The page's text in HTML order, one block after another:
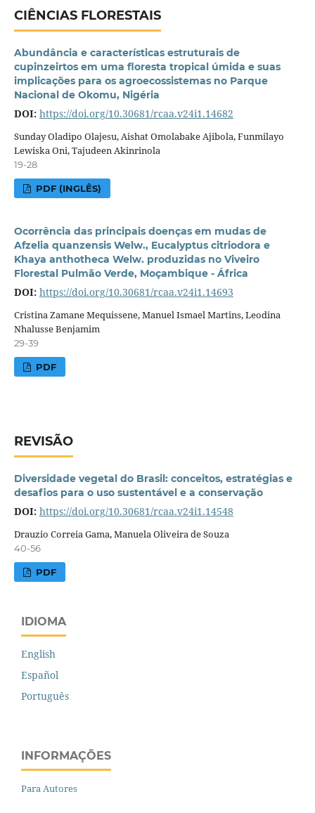
CIÊNCIAS FLORESTAIS
Abundância e características estruturais de
cupinzeirtos em uma floresta tropical úmida e suas
implicações para os agroecossistemas no Parque
Nacional de Okomu, Nigéria
DOI: https://doi.org/10.30681/rcaa.v24i1.14682
Sunday Oladipo Olajesu, Aishat Omolabake Ajibola, Funmilayo
Lewiska Oni, Tajudeen Akinrinola
19-28
PDF (INGLÊS)
Ocorrência das principais doenças em mudas de
Afzelia quanzensis Welw., Eucalyptus citriodora e
Khaya anthotheca Welw. produzidas no Viveiro
Florestal Pulmão Verde, Moçambique - África
DOI: https://doi.org/10.30681/rcaa.v24i1.14693
Cristina Zamane Mequissene, Manuel Ismael Martins, Leodina
Nhalusse Benjamim
29-39
PDF
REVISÃO
Diversidade vegetal do Brasil: conceitos, estratégias e
desafios para o uso sustentável e a conservação
DOI: https://doi.org/10.30681/rcaa.v24i1.14548
Drauzio Correia Gama, Manuela Oliveira de Souza
40-56
PDF
IDIOMA
English
Español
Português
INFORMAÇÕES
Para Autores